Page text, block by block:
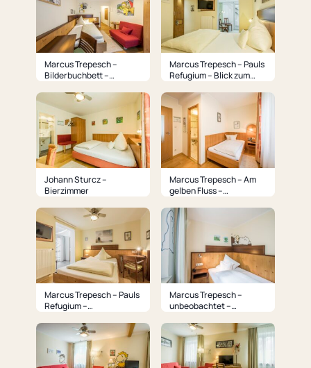
Marcus Trepesch –
Bilderbuchbett –
Marcus Trepesch – Pauls
Refugium – Blick zum
Johann Sturcz –
Bierzimmer
Marcus Trepesch – Am
gelben Fluss –
Badezimmer
Marcus Trepesch – Pauls
Refugium –
Marcus Trepesch –
unbeobachtet –